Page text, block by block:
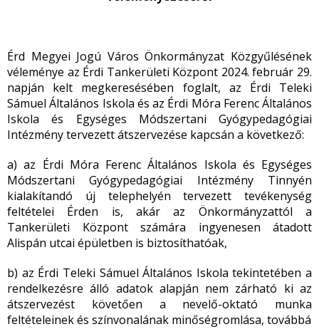
Érd Megyei Jogú Város Önkormányzat Közgyűlésének
véleménye az Érdi Tankerületi Központ 2024. február 29.
napján kelt megkeresésében foglalt, az Érdi Teleki
Sámuel Általános Iskola és az Érdi Móra Ferenc Általános
Iskola és Egységes Módszertani Gyógypedagógiai
Intézmény tervezett átszervezése kapcsán a következő:
a) az Érdi Móra Ferenc Általános Iskola és Egységes
Módszertani Gyógypedagógiai Intézmény Tinnyén
kialakítandó új telephelyén tervezett tevékenység
feltételei Érden is, akár az Önkormányzattól a
Tankerületi Központ számára ingyenesen átadott
Alispán utcai épületben is biztosíthatóak,
b) az Érdi Teleki Sámuel Általános Iskola tekintetében a
rendelkezésre álló adatok alapján nem zárható ki az
átszervezést követően a nevelő-oktató munka
feltételeinek és színvonalának minőségromlása, továbbá